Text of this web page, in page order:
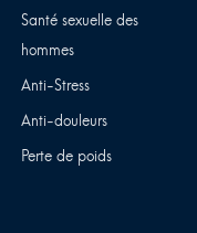
Santé sexuelle des
hommes
Anti-Stress
Anti-douleurs
Perte de poids